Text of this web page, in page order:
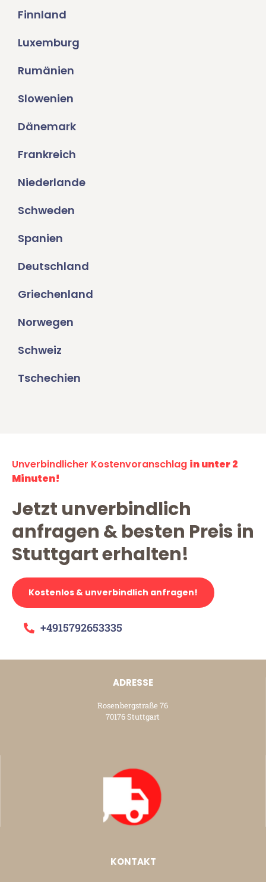
Finnland
Luxemburg
Rumänien
Slowenien
Dänemark
Frankreich
Niederlande
Schweden
Spanien
Deutschland
Griechenland
Norwegen
Schweiz
Tschechien
Unverbindlicher Kostenvoranschlag in unter 2
Minuten!
Jetzt unverbindlich
anfragen & besten Preis in
Stuttgart erhalten!
Kostenlos & unverbindlich anfragen!
+4915792653335
ADRESSE
Rosenbergstraße 76
70176 Stuttgart
KONTAKT